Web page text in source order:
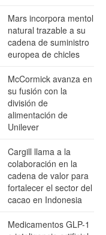
Mars incorpora mentol
natural trazable a su
cadena de suministro
europea de chicles
McCormick avanza en
su fusión con la
división de
alimentación de
Unilever
Cargill llama a la
colaboración en la
cadena de valor para
fortalecer el sector del
cacao en Indonesia
Medicamentos GLP-1